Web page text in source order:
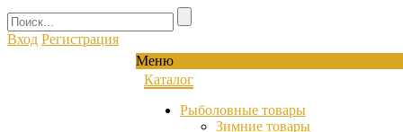
Вход Регистрация
Меню
Каталог
Рыболовные товары
Зимние товары